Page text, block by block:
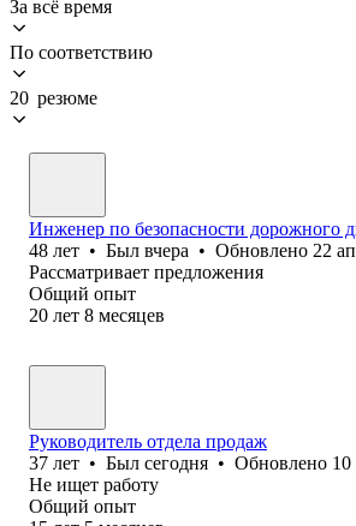
За всё время
По соответствию
20 резюме
Инженер по безопасности дорожного
48 лет • Был вчера • Обновлено 22
Рассматривает предложения
Общий опыт
20 лет 8 месяцев
Руководитель отдела продаж
37 лет • Был сегодня • Обновлено 10
Не ищет работу
Общий опыт